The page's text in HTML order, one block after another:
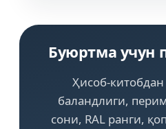
Буюртма учун
Ҳисоб-
баландлиги,
сони, RAL ранги,